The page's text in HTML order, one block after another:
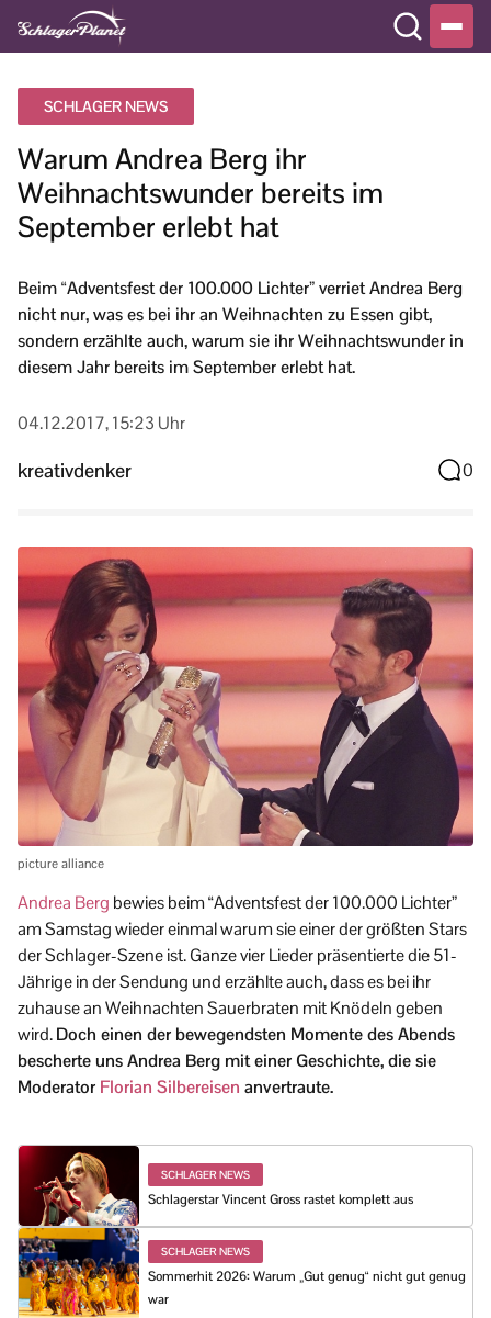
SCHLAGER NEWS
Warum Andrea Berg ihr
Weihnachtswunder bereits im
September erlebt hat
Beim “Adventsfest der 100.000 Lichter” verriet Andrea Berg
nicht nur, was es bei ihr an Weihnachten zu Essen gibt,
sondern erzählte auch, warum sie ihr Weihnachtswunder in
diesem Jahr bereits im September erlebt hat.
04.12.2017, 15:23 Uhr
kreativdenker 0
picture alliance
Andrea Berg bewies beim “Adventsfest der 100.000 Lichter”
am Samstag wieder einmal warum sie einer der größten Stars
der Schlager-Szene ist. Ganze vier Lieder präsentierte die 51-
Jährige in der Sendung und erzählte auch, dass es bei ihr
zuhause an Weihnachten Sauerbraten mit Knödeln geben
wird.Doch einen der bewegendsten Momente des Abends
bescherte uns Andrea Berg mit einer Geschichte, die sie
Moderator Florian Silbereisen anvertraute.
SCHLAGER NEWS
Schlagerstar Vincent Gross rastet komplett aus
SCHLAGER NEWS
Sommerhit 2026: Warum „Gut genug“ nicht gut genug
war